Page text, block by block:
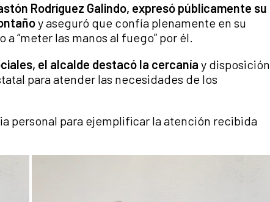
Rodríguez Galindo, expresó públicamente su
y aseguró que confía plenamente en su
“meter las manos al fuego” por él.
el alcalde destacó la cercanía y disposición
para atender las necesidades de los
personal para ejemplificar la atención recibida